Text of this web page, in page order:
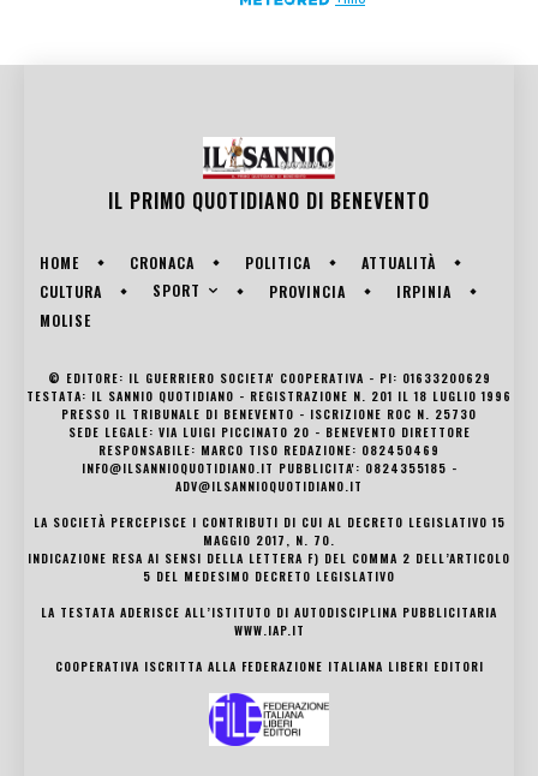
IL PRIMO QUOTIDIANO DI BENEVENTO
HOME CRONACA POLITICA
ATTUALITÀ
CULTURA
SPORT PROVINCIA
IRPINIA
MOLISE
© EDITORE: IL GUERRIERO SOCIETA' COOPERATIVA - PI: 01633200629
TESTATA: IL SANNIO QUOTIDIANO - REGISTRAZIONE N. 201 IL 18 LUGLIO 1996
PRESSO IL TRIBUNALE DI BENEVENTO - ISCRIZIONE ROC N. 25730
SEDE LEGALE: VIA LUIGI PICCINATO 20 - BENEVENTO DIRETTORE
RESPONSABILE: MARCO TISO REDAZIONE: 082450469
INFO@ILSANNIOQUOTIDIANO.IT PUBBLICITA': 0824355185 -
ADV@ILSANNIOQUOTIDIANO.IT
LA SOCIETÀ PERCEPISCE I CONTRIBUTI DI CUI AL DECRETO LEGISLATIVO 15
MAGGIO 2017, N. 70.
INDICAZIONE RESA AI SENSI DELLA LETTERA F) DEL COMMA 2 DELL’ARTICOLO
5 DEL MEDESIMO DECRETO LEGISLATIVO
LA TESTATA ADERISCE ALL’ISTITUTO DI AUTODISCIPLINA PUBBLICITARIA
WWW.IAP.IT
COOPERATIVA ISCRITTA ALLA FEDERAZIONE ITALIANA LIBERI EDITORI